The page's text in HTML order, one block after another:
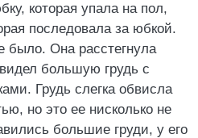
которая упала на пол,
последовала за юбкой.
было. Она расстегнула
большую грудь с
Грудь слегка обвисла
но это ее нисколько не
большие груди, у его